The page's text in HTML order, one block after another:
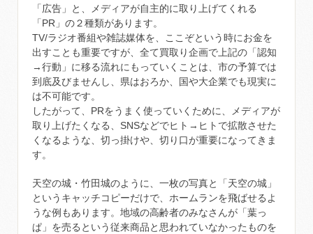
「広告」と、メディアが自主的に取り上げてくれる
「PR」の２種類があります。
TV/ラジオ番組や雑誌媒体を、ここぞという時にお金を
出すことも重要ですが、全て買取り企画で上記の「認知
→行動」に移る流れにもっていくことは、市の予算では
到底及びませんし、県はおろか、国や大企業でも現実に
は不可能です。
したがって、PRをうまく使っていくために、メディアが
取り上げたくなる、SNSなどでヒト→ヒトで拡散させた
くなるような、切っ掛けや、切り口が重要になってきま
す。
天空の城・竹田城のように、一枚の写真と「天空の城」
というキャッチコピーだけで、ホームランを飛ばせるよ
うな例もあります。地域の高齢者のみなさんが「葉っ
ぱ」を売るという従来商品と思われていなかったものを